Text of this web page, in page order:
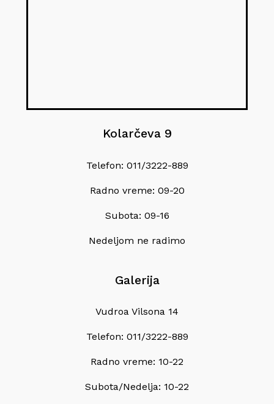
Kolarčeva 9
Telefon: 011/3222-889
Radno vreme: 09-20
Subota: 09-16
Nedeljom ne radimo
Galerija
Vudroa Vilsona 14
Telefon: 011/3222-889
Radno vreme: 10-22
Subota/Nedelja: 10-22